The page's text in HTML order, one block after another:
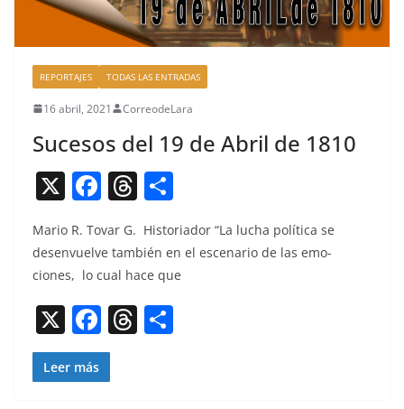
REPORTAJES TODAS LAS ENTRADAS
16 abril, 2021 CorreodeLara
Sucesos del 19 de Abril de 1810
X F
c
e
b
o
o
k
T
re
a
d
s
m
p
Mario R. Tovar G. His­to­ri­ador “La lucha políti­ca se
desen­vuelve tam­bién en el esce­nario de las emo­
ciones, lo cual hace que
X F
a
c
T
Leer más